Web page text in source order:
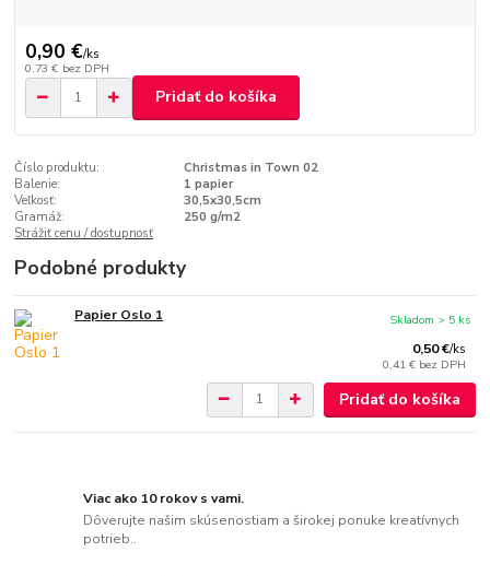
0,90 €/ks
0,73 € bez DPH
Pridať do košíka
Číslo produktu:
Christmas in Town 02
Balenie:
1 papier
Veľkosť:
30,5x30,5cm
Gramáž:
250 g/m2
Strážiť cenu / dostupnosť
Podobné produkty
Papier Oslo 1
0,50 €/ks
0,41 € bez DPH
Skladom > 5 ks
Pridať do košíka
Viac ako 10 rokov s vami.
Dôverujte našim skúsenostiam a širokej ponuke kreatívnych
potrieb..